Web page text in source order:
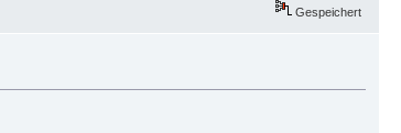
Gespeichert